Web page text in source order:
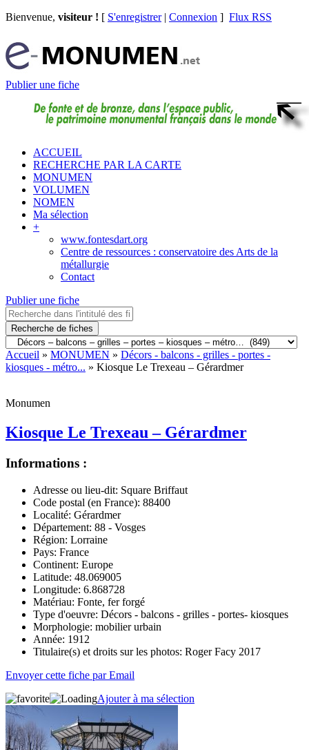
Bienvenue, visiteur ! [ S'enregistrer| Connexion ] Flux RSS
Publier une fiche
ACCUEIL
RECHERCHE PAR LA CARTE
MONUMEN
VOLUMEN
NOMEN
Ma sélection
+
www.fontesdart.org
Centre de ressources : conservatoire des Arts de la
métallurgie
Contact
Publier une fiche
Recherche de fiches
Accueil » MONUMEN » Décors - balcons - grilles - portes -
kiosques - métro... » Kiosque Le Trexeau – Gérardmer
Monumen
Kiosque Le Trexeau – Gérardmer
Informations :
Adresse ou lieu-dit: Square Briffaut
Code postal (en France): 88400
Localité: Gérardmer
Département: 88 - Vosges
Région: Lorraine
Pays: France
Continent: Europe
Latitude: 48.069005
Longitude: 6.868728
Matériau: Fonte, fer forgé
Type d'oeuvre: Décors - balcons - grilles - portes- kiosques
Morphologie: mobilier urbain
Année: 1912
Titulaire(s) et droits sur les photos: Roger Facy 2017
Envoyer cette fiche par Email
Ajouter à ma sélection